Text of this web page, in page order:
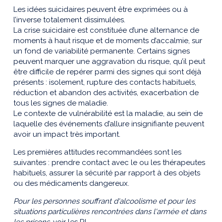
Les idées suicidaires peuvent être exprimées ou à
l’inverse totalement dissimulées.
La crise suicidaire est constituée d’une alternance de
moments à haut risque et de moments d’accalmie, sur
un fond de variabilité permanente. Certains signes
peuvent marquer une aggravation du risque, qu’il peut
être difficile de repérer parmi des signes qui sont déjà
présents : isolement, rupture des contacts habituels,
réduction et abandon des activités, exacerbation de
tous les signes de maladie.
Le contexte de vulnérabilité est la maladie, au sein de
laquelle des événements d’allure insignifiante peuvent
avoir un impact très important.
Les premières attitudes recommandées sont les
suivantes : prendre contact avec le ou les thérapeutes
habituels, assurer la sécurité par rapport à des objets
ou des médicaments dangereux.
Pour les personnes souffrant d'alcoolisme et pour les
situations particulières rencontrées dans l'armée et dans